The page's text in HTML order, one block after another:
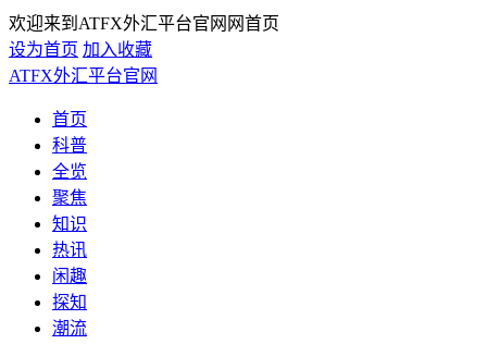
欢迎来到ATFX外汇平台官网网首页
设为首页 加入收藏
ATFX外汇平台官网
首页
科普
全览
聚焦
知识
热讯
闲趣
探知
潮流